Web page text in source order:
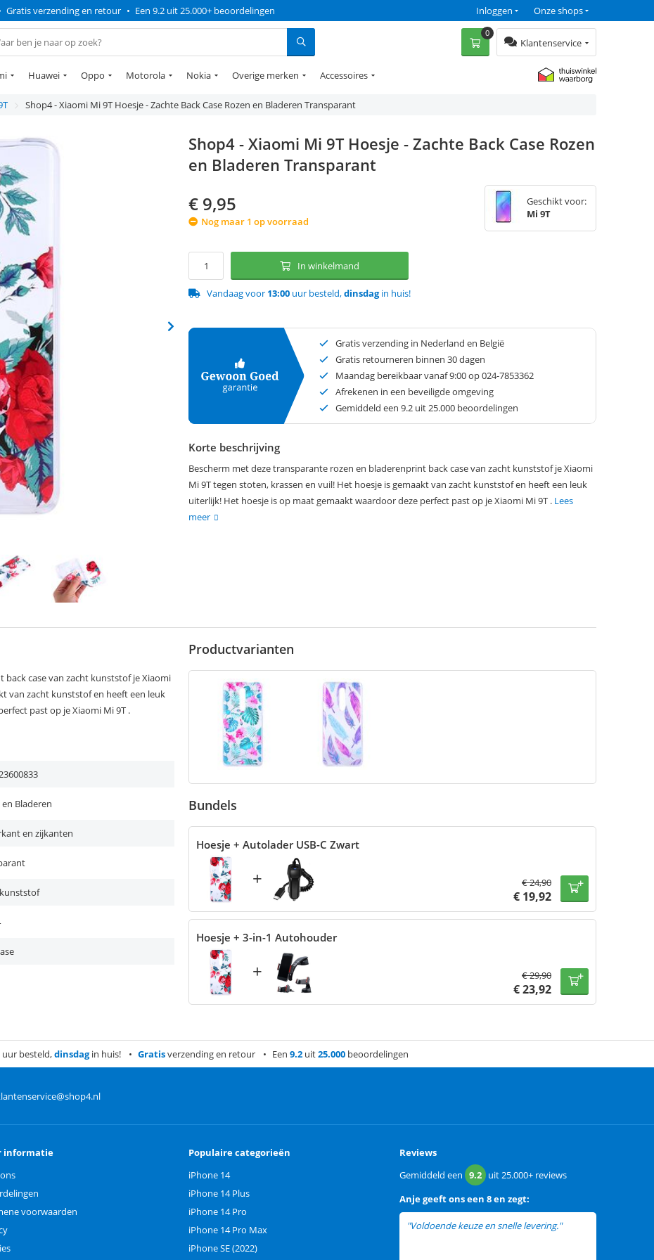
Gratis verzending en retour • Een 9.2 uit 25.000+ beoordelingen Onze shops
Inloggen
Klantenservice
0
Huawei Oppo Motorola Nokia Overige merken Accessoires
Shop4 - Xiaomi Mi 9T Hoesje - Zachte Back Case Rozen en Bladeren Transparant
Shop4 - Xiaomi Mi 9T Hoesje - Zachte Back Case Rozen
en Bladeren Transparant
€ 9,95
Nog maar 1 op voorraad
Geschikt voor:
Mi 9T
In winkelmand
Vandaag voor 13:00 uur besteld,dinsdagin huis!
Gratis verzending in Nederland en België
Gratis retourneren binnen 30 dagen
Maandag bereikbaar vanaf 9:00 op 024-7853362
Afrekenen in een beveiligde omgeving
Gemiddeld een 9.2 uit 25.000 beoordelingen
Korte beschrijving
Bescherm met deze transparante rozen en bladerenprint back case van zacht kunststof je Xiaomi
Mi 9T tegen stoten, krassen en vuil! Het hoesje is gemaakt van zacht kunststof en heeft een leuk
uiterlijk! Het hoesje is op maat gemaakt waardoor deze perfect past op je Xiaomi Mi 9T . Lees
meer
case van zacht kunststof je Xiaomi
van zacht kunststof en heeft een leuk
past op je Xiaomi Mi 9T .
en Bladeren
en zijkanten
Productvarianten
Bundels
Hoesje + Autolader USB-C Zwart
+ €24,90
€ 19,92
Hoesje + 3-in-1 Autohouder
+ €29,90
€23,92
uur besteld,dinsdagin huis! Gratisverzending en retour Een 9.2uit25.000beoordelingen
informatie
voorwaarden
Populaire categorieën
iPhone 14
iPhone 14 Plus
iPhone 14 Pro
iPhone 14 Pro Max
iPhone SE (2022)
Reviews
Gemiddeld een 9.2 uit25.000+ reviews
Anjegeeft ons een 8 en zegt:
"Voldoende keuze en snelle levering."